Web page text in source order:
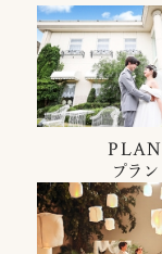
PLAN
プラン